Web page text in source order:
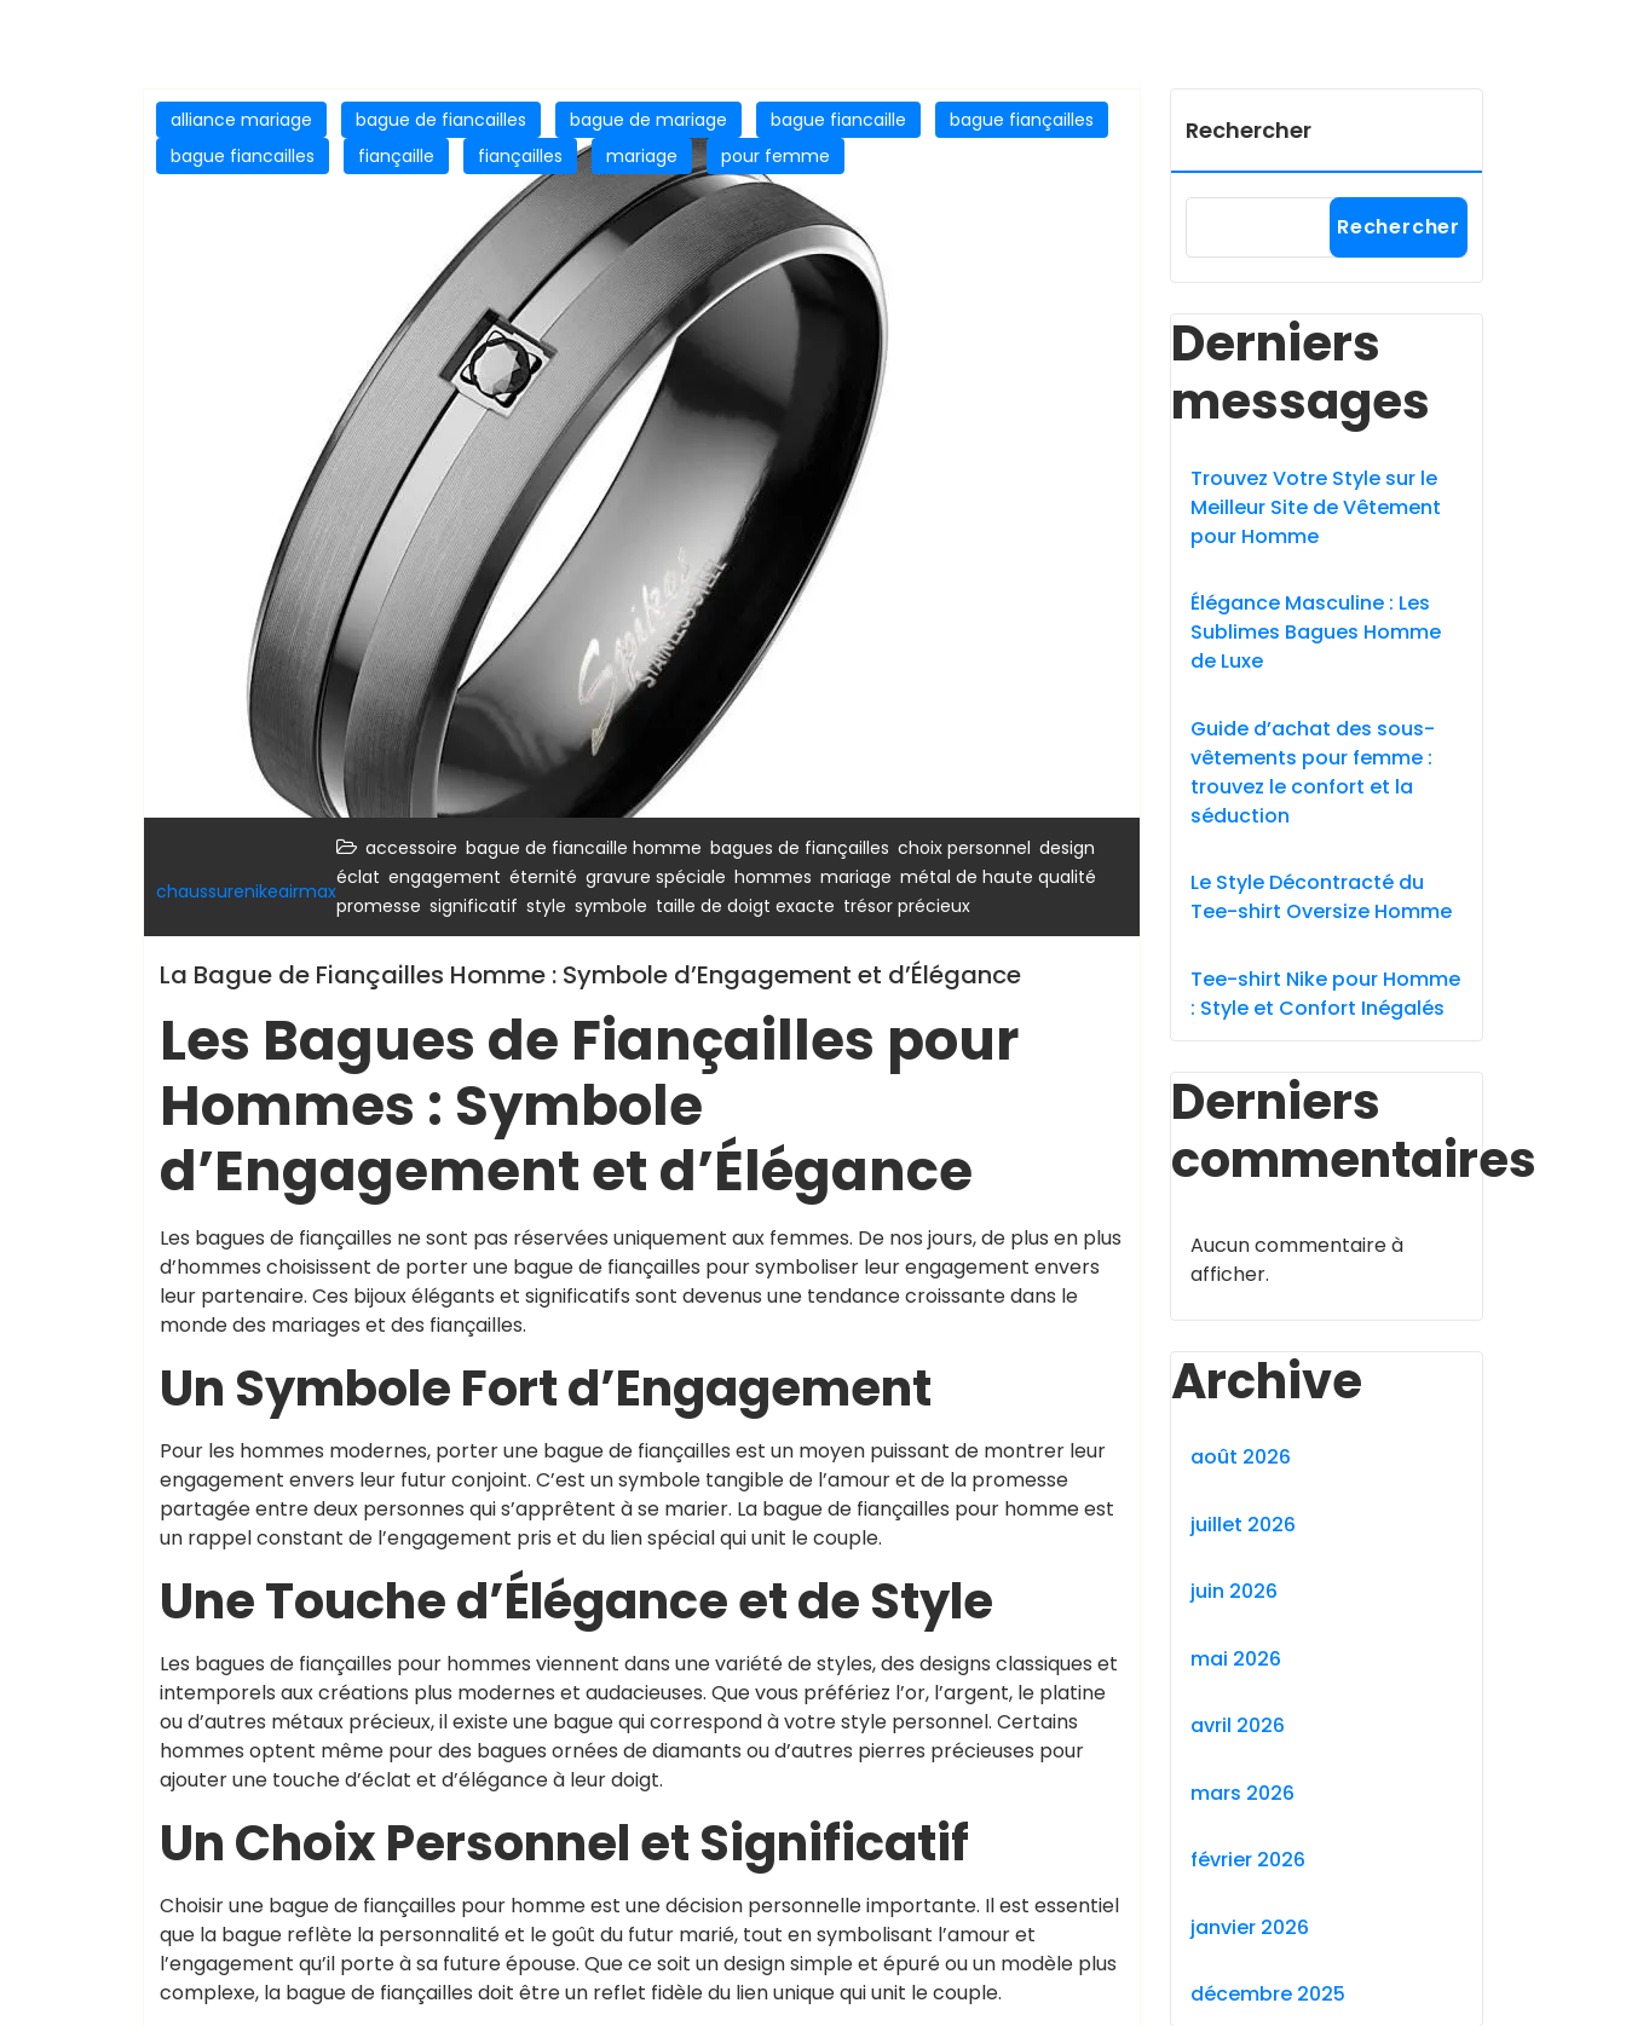
alliance mariage bague de fiancailles bague de mariage bague fiancaille
bague fiançailles
bague fiancailles
fiançaille fiançailles mariage pour femme
chaussurenikeairmax
accessoire bague de fiancaille homme bagues de fiançailles choix personnel design
éclat engagement éternité gravure spéciale hommes mariage métal de haute qualité
promesse significatif style symbole taille de doigt exacte trésor précieux
La Bague de Fiançailles Homme : Symbole d’Engagement et d’Élégance
Les Bagues de Fiançailles pour
Hommes : Symbole
d’Engagement et d’Élégance
Les bagues de fiançailles ne sont pas réservées uniquement aux femmes. De nos jours, de plus en plus
d’hommes choisissent de porter une bague de fiançailles pour symboliser leur engagement envers
leur partenaire. Ces bijoux élégants et significatifs sont devenus une tendance croissante dans le
monde des mariages et des fiançailles.
Un Symbole Fort d’Engagement
Pour les hommes modernes, porter une bague de fiançailles est un moyen puissant de montrer leur
engagement envers leur futur conjoint. C’est un symbole tangible de l’amour et de la promesse
partagée entre deux personnes qui s’apprêtent à se marier. La bague de fiançailles pour homme est
un rappel constant de l’engagement pris et du lien spécial qui unit le couple.
Une Touche d’Élégance et de Style
Les bagues de fiançailles pour hommes viennent dans une variété de styles, des designs classiques et
intemporels aux créations plus modernes et audacieuses. Que vous préfériez l’or, l’argent, le platine
ou d’autres métaux précieux, il existe une bague qui correspond à votre style personnel. Certains
hommes optent même pour des bagues ornées de diamants ou d’autres pierres précieuses pour
ajouter une touche d’éclat et d’élégance à leur doigt.
Un Choix Personnel et Significatif
Choisir une bague de fiançailles pour homme est une décision personnelle importante. Il est essentiel
que la bague reflète la personnalité et le goût du futur marié, tout en symbolisant l’amour et
l’engagement qu’il porte à sa future épouse. Que ce soit un design simple et épuré ou un modèle plus
complexe, la bague de fiançailles doit être un reflet fidèle du lien unique qui unit le couple.
Rechercher
Rechercher
Derniers
messages
Trouvez Votre Style sur le
Meilleur Site de Vêtement
pour Homme
Élégance Masculine : Les
Sublimes Bagues Homme
de Luxe
Guide d’achat des sous-
vêtements pour femme :
trouvez le confort et la
séduction
Le Style Décontracté du
Tee-shirt Oversize Homme
Tee-shirt Nike pour Homme
: Style et Confort Inégalés
Derniers
commentaires
Aucun commentaire à
afficher.
Archive
août 2026
juillet 2026
juin 2026
mai 2026
avril 2026
mars 2026
février 2026
janvier 2026
décembre 2025